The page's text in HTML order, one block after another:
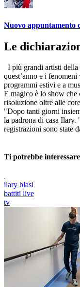
Nuovo appuntamento
Le
I più grandi artisti della
quest’anno e i
programmi estivi e a
E magico è lo show che
risoluzione oltre alle
"Dopo tanti giorni
la padrona di casa Ilary.
registrazioni sono state
Ti potrebbe interessare
ilary blasi
battiti live
tv